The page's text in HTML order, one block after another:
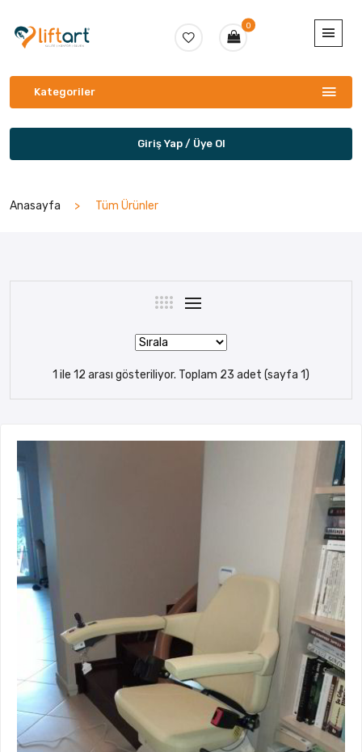
0
Kategoriler
Giriş Yap / Üye Ol
Anasayfa Tüm Ürünler
1 ile 12 arası gösteriliyor. Toplam 23 adet (sayfa 1)